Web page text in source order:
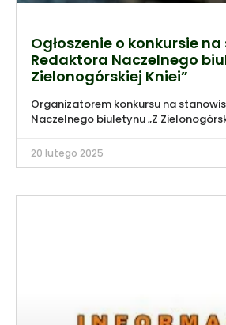
Ogłoszenie o konkursie
Redaktora Naczelnego
Zielonogórskiej Kniei”
Organizatorem konkursu na
Naczelnego biuletynu „Z
20 lutego 2025